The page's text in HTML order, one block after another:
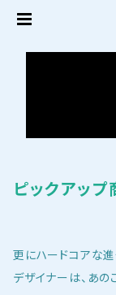
ピックアップ
更にハードコアな
デザイナーは、あの